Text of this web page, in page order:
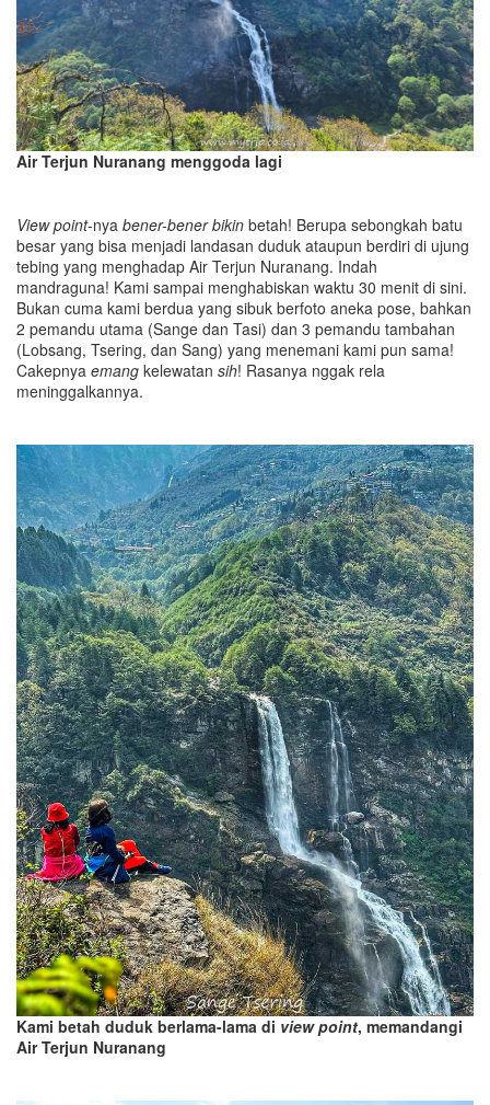
Air Terjun Nuranang menggoda lagi
View point-nya bener-bener bikin betah! Berupa sebongkah batu
besar yang bisa menjadi landasan duduk ataupun berdiri di ujung
tebing yang menghadap Air Terjun Nuranang. Indah
mandraguna! Kami sampai menghabiskan waktu 30 menit di sini.
Bukan cuma kami berdua yang sibuk berfoto aneka pose, bahkan
2 pemandu utama (Sange dan Tasi) dan 3 pemandu tambahan
(Lobsang, Tsering, dan Sang) yang menemani kami pun sama!
Cakepnya emang kelewatan sih! Rasanya nggak rela
meninggalkannya.
Kami betah duduk berlama-lama di view point, memandangi
Air Terjun Nuranang